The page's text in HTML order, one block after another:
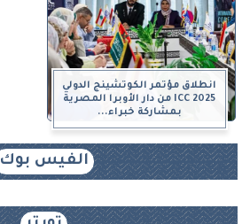
انطلاق مؤتمر الكوتشينج الدولي
ICC 2025 من دار الأوبرا المصرية
بمشاركة خبراء...
الفيس بوك